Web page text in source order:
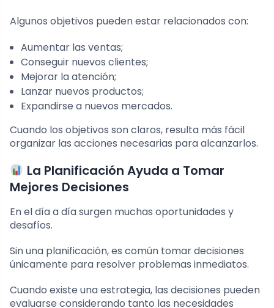
Algunos objetivos pueden estar relacionados con:
Aumentar las ventas;
Conseguir nuevos clientes;
Mejorar la atención;
Lanzar nuevos productos;
Expandirse a nuevos mercados.
Cuando los objetivos son claros, resulta más fácil
organizar las acciones necesarias para alcanzarlos.
La Planificación Ayuda a Tomar
Mejores Decisiones
En el día a día surgen muchas oportunidades y
desafíos.
Sin una planificación, es común tomar decisiones
únicamente para resolver problemas inmediatos.
Cuando existe una estrategia, las decisiones pueden
evaluarse considerando tanto las necesidades